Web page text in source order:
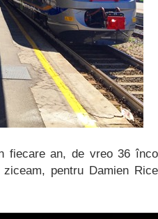
fiecare an, de vreo 36
pentru Damien